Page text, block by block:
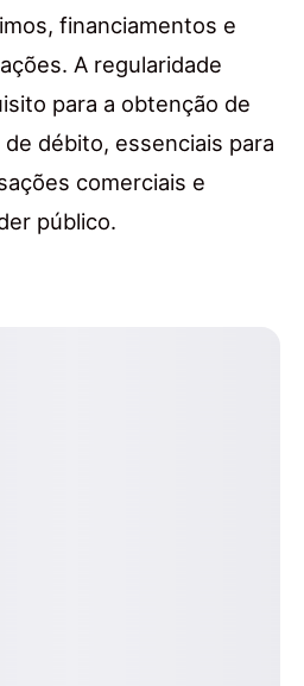
financiamentos e
A regularidade
para a obtenção de
débito, essenciais para
comerciais e
público.